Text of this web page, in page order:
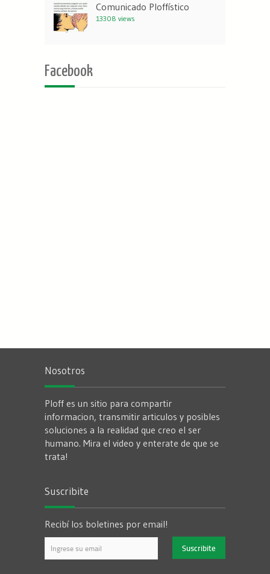
Comunicado Ploffístico
13308 views
Facebook
Nosotros
Ploff es un sitio para compartir
informacion, transmitir articulos y posibles
soluciones a la realidad que creo el ser
humano. Mira el video y enterate de que se
trata!
Suscribite
Recibí los boletines por email!